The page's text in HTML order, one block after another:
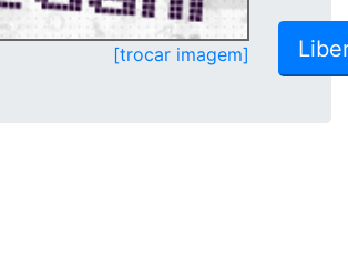
[trocar imagem]